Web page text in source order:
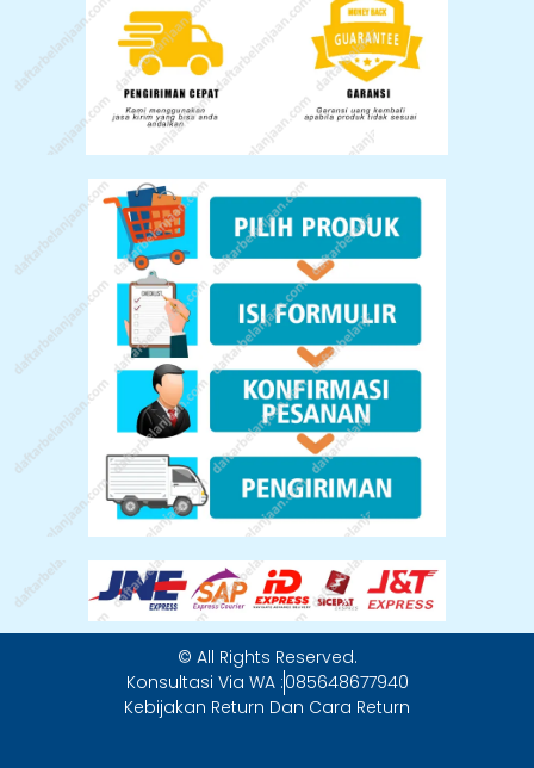
© All Rights Reserved.
Konsultasi Via WA :085648677940
Kebijakan Return Dan Cara Return